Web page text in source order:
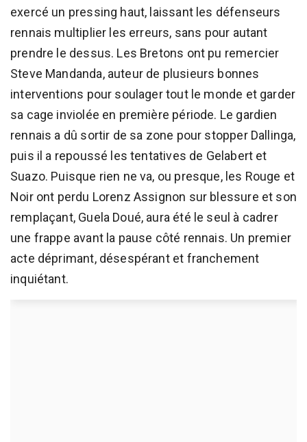
exercé un pressing haut, laissant les défenseurs
rennais multiplier les erreurs, sans pour autant
prendre le dessus. Les Bretons ont pu remercier
Steve Mandanda, auteur de plusieurs bonnes
interventions pour soulager tout le monde et garder
sa cage inviolée en première période. Le gardien
rennais a dû sortir de sa zone pour stopper Dallinga,
puis il a repoussé les tentatives de Gelabert et
Suazo. Puisque rien ne va, ou presque, les Rouge et
Noir ont perdu Lorenz Assignon sur blessure et son
remplaçant, Guela Doué, aura été le seul à cadrer
une frappe avant la pause côté rennais. Un premier
acte déprimant, désespérant et franchement
inquiétant.